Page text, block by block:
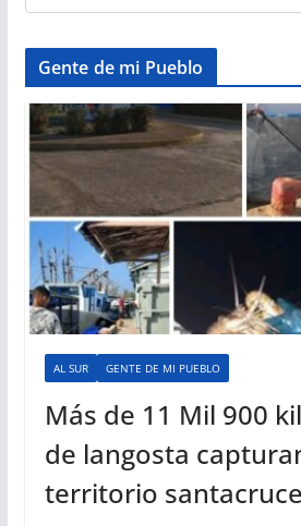
Gente de mi Pueblo
AL SUR GENTE DE MI PUEBLO
Más de 11 Mil 900
de langosta
territorio